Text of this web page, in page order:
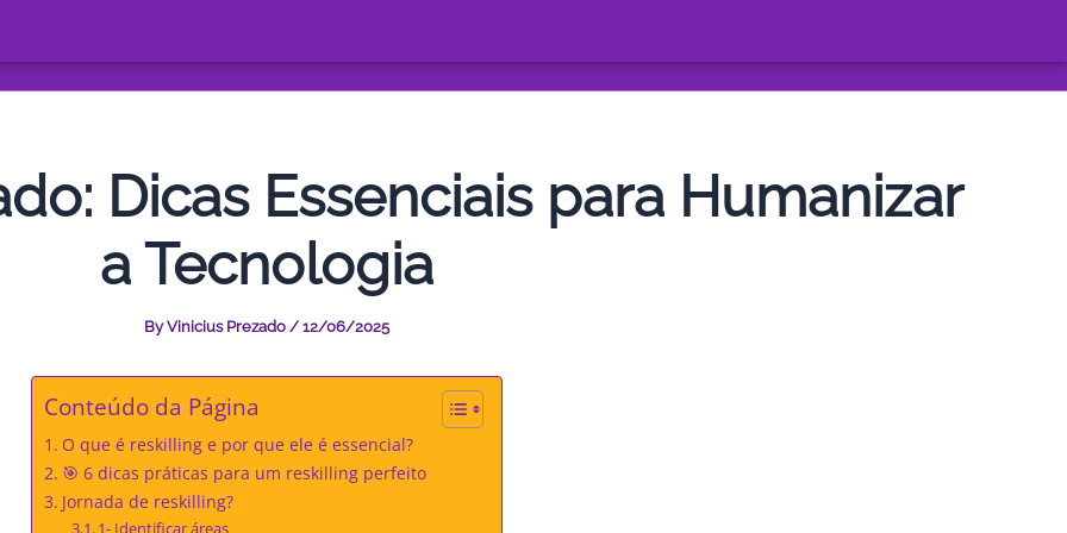
Dicas Essenciais para Humanizar
a Tecnologia
ByVinicius Prezado / 12/06/2025
Conteúdo da Página
O que é reskilling e por que ele é essencial?
🎯 6 dicas práticas para um reskilling perfeito
Jornada de reskilling?
1- Identificar áreas